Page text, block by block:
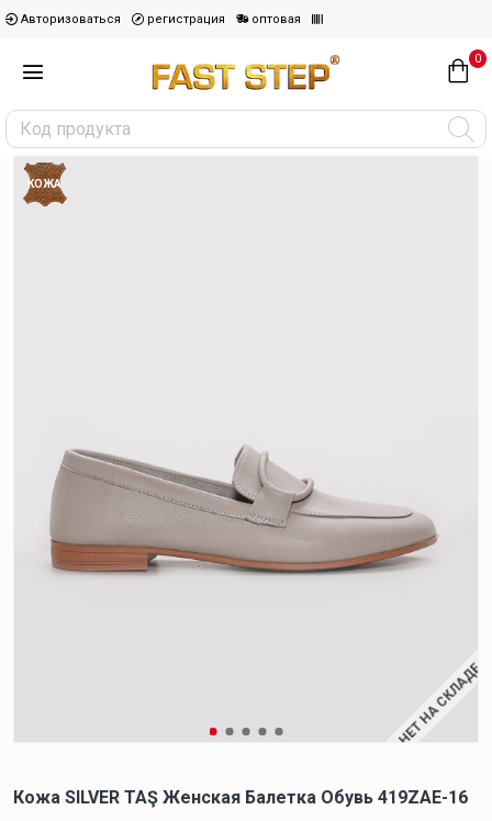
Авторизоваться регистрация оптовая
0
НЕТ НА СКЛАДЕ
КОЖА
Кожа SILVER TAŞ Женская Балетка Обувь 419ZAE-16